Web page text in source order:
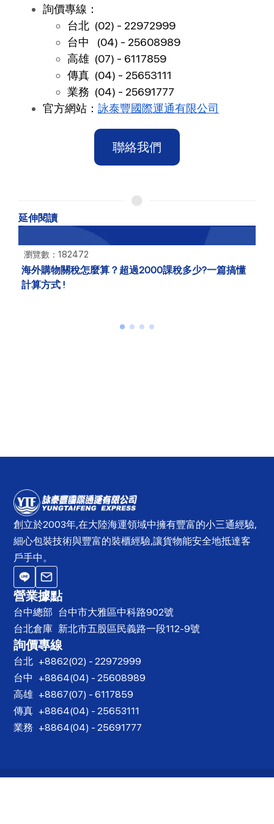
詢價專線：
台北 (02) - 22972999
台中 (04) - 25608989
高雄 (07) - 6117859
傳真 (04) - 25653111
業務 (04) - 25691777
官方網站： 詠泰豐國際運通有限公司
聯絡我們
延伸閱讀
瀏覽數：28082
小三通貨運到大陸懶人包：航線、流程、術語、貨物
分類
創立於2003年,在大陸海運領域中擁有豐富的小三通經驗,
細心包裝技術與豐富的裝櫃經驗,讓貨物能安全地抵達客
戶手中。
營業據點
台中總部 台中市大雅區中科路902號
台北倉庫 新北市五股區民義路一段112-9號
詢價專線
台北 +8862(02) - 22972999
台中 +8864(04) - 25608989
高雄 +8867(07) - 6117859
傳真 +8864(04) - 25653111
業務 +8864(04) - 25691777